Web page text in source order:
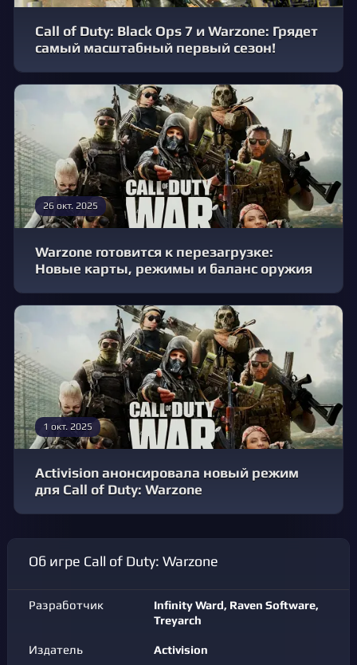
Call of Duty: Black Ops 7 и Warzone: Грядет
самый масштабный первый сезон!
26 окт. 2025
Warzone готовится к перезагрузке:
Новые карты, режимы и баланс оружия
1 окт. 2025
Activision анонсировала новый режим
для Call of Duty: Warzone
Об игре Call of Duty: Warzone
Разработчик
Infinity Ward, Raven Software,
Treyarch
Издатель Activision